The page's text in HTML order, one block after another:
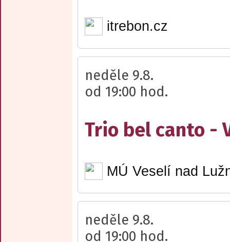
itrebon.cz
neděle 9.8.
od 19:00 hod.
Trio bel canto -
MÚ Veselí nad
neděle 9.8.
od 19:00 hod.